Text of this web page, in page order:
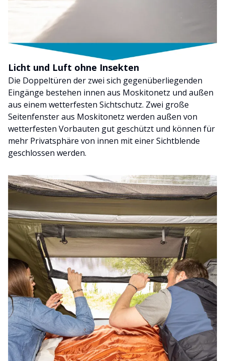
Licht und Luft ohne Insekten
Die Doppeltüren der zwei sich gegenüberliegenden
Eingänge bestehen innen aus Moskitonetz und außen
aus einem wetterfesten Sichtschutz. Zwei große
Seitenfenster aus Moskitonetz werden außen von
wetterfesten Vorbauten gut geschützt und können für
mehr Privatsphäre von innen mit einer Sichtblende
geschlossen werden.